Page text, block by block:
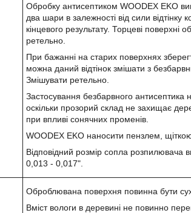
Обробку антисептиком WOODEX EKO
два шари в залежності від сили відтінку
кінцевого результату. Торцеві поверхні
ретельно.
При бажанні на старих поверхнях
можна даний відтінок змішати з
Змішувати ретельно.
Застосування безбарвного антисептика
оскільки прозорий склад не захищає
при впливі сонячних променів.
WOODEX EKO наносити пензлем,
Відповідний розмір сопла розпилювача
0,013 - 0,017".
Оброблювана поверхня повинна бути
Вміст вологи в деревині не повинно